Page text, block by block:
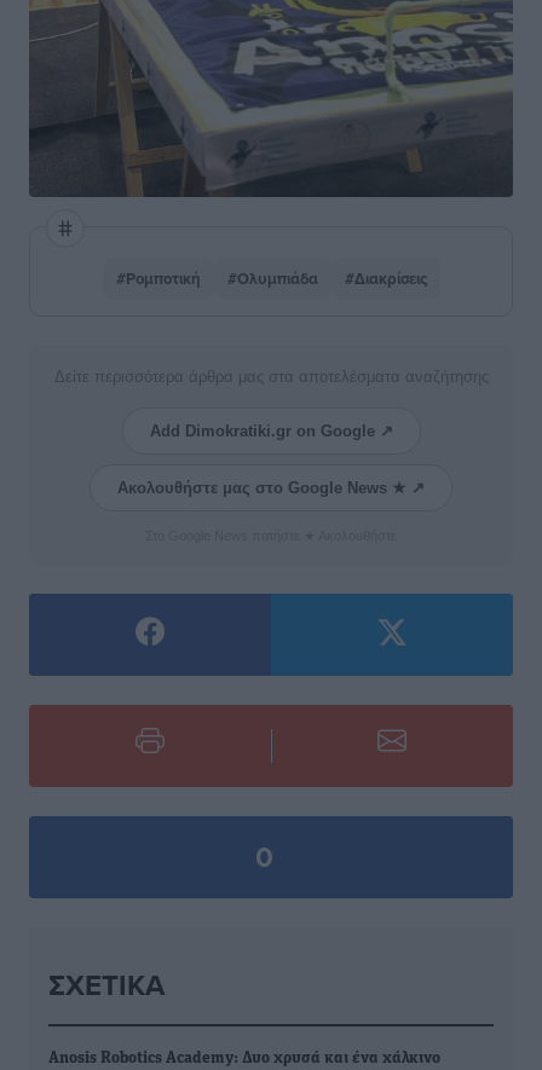
#Ρομποτική #Ολυμπιάδα #Διακρίσεις
Δείτε περισσότερα άρθρα μας στα αποτελέσματα αναζήτησης
Add Dimokratiki.gr on Google ↗
Ακολουθήστε μας στο Google News ★ ↗
0
ΣΧΕΤΙΚΆ
Anosis Robotics Academy: Δυο χρυσά και ένα χάλκινο